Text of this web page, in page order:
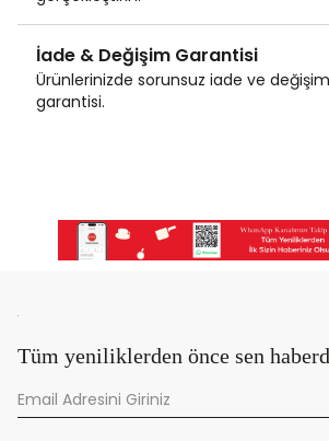
İade & Değişim Garantisi
Ürünlerinizde sorunsuz iade ve değişim
garantisi.
Tüm yeniliklerden önce sen